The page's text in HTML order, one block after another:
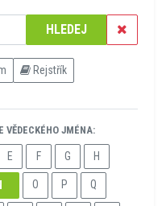
HLEDEJ
Rejstřík
VĚDECKÉHO JMÉNA:
E F G H
O P Q